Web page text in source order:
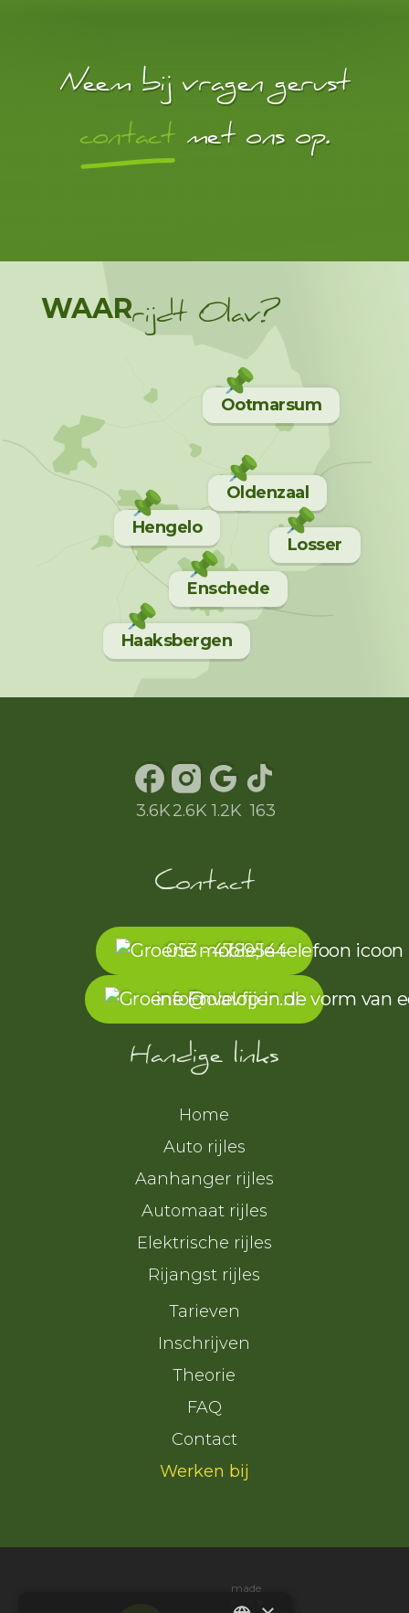
Neem bij vragen gerust
contactmet ons op.
Losser
Haaksbergen
Enschede
Hengelo
Oldenzaal
Ootmarsum
WAARrijdt Olav?
3.6K2.6K 1.2K 163
Contact
053 - 4789544
info@olavfijen.nl
Handige links
Home
Auto rijles
Aanhanger rijles
Automaat rijles
Elektrische rijles
Rijangst rijles
Tarieven
Inschrijven
Theorie
FAQ
Contact
Werken bij
made
with ♥